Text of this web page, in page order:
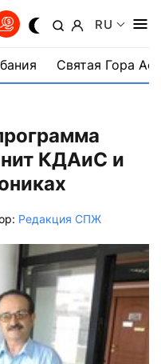
RU
Святая Гора
КДАиС и
Редакция СПЖ